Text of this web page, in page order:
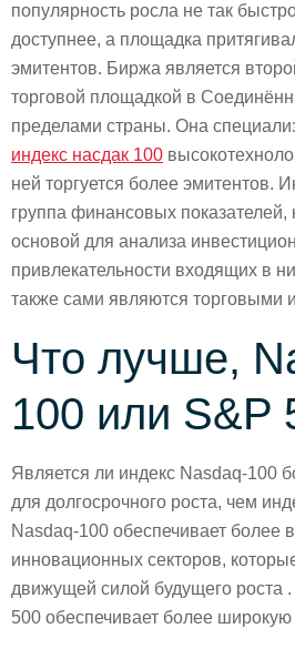
популярность росла не так
доступнее, а площадка
эмитентов. Биржа является
торговой площадкой в
пределами страны. Она
индекс насдак 100
ней торгуется более эмитентов.
группа финансовых показателей,
основой для анализа
привлекательности входящих в
также сами являются торговыми
Что лучше,
100 или S&P
Является ли индекс Nasdaq-100
для долгосрочного роста, чем
Nasdaq-100 обеспечивает более
инновационных секторов,
движущей силой будущего роста
500 обеспечивает более